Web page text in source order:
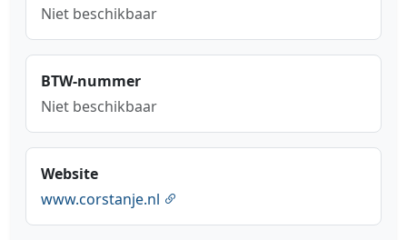
Niet beschikbaar
BTW-nummer
Niet beschikbaar
Website
www.corstanje.nl